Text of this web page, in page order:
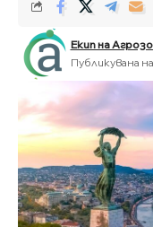
Екип на
Публикувана